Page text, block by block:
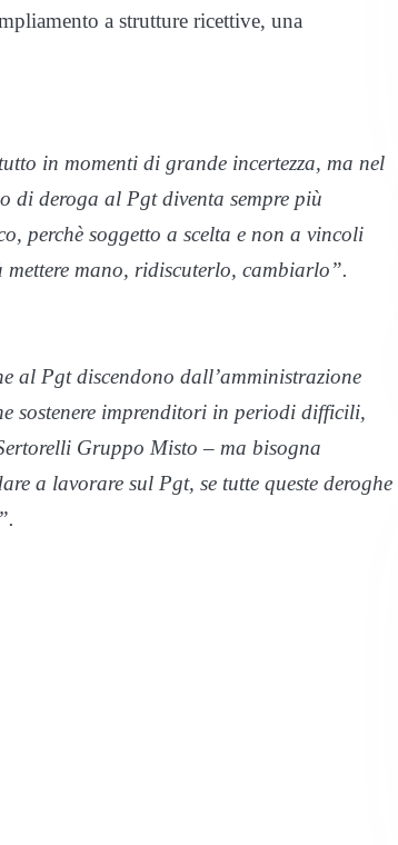
a strutture ricettive, una
in momenti di grande incertezza, ma nel
di deroga al Pgt diventa sempre più
perchè soggetto a scelta e non a vincoli
mano, ridiscuterlo, cambiarlo”.
al Pgt discendono dall’amministrazione
sostenere imprenditori in periodi difficili,
Gruppo Misto – ma bisogna
a lavorare sul Pgt, se tutte queste deroghe